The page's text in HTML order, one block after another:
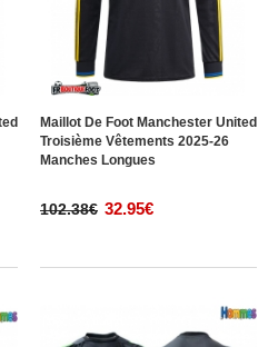
Maillot De Foot Manchester United
Troisième Vêtements 2025-26
Manches Longues
102.38€ 32.95€